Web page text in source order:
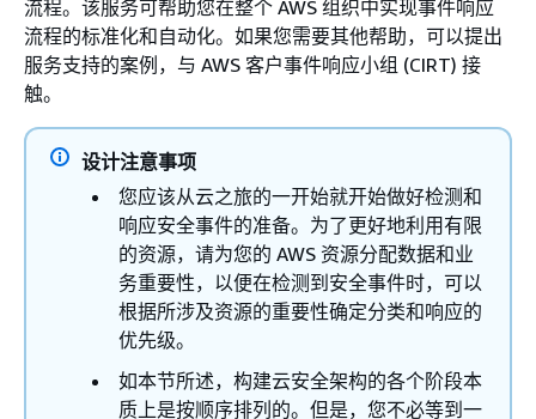
流程。该服务可帮助您在整个 AWS 组织中实现事件响应
流程的标准化和自动化。如果您需要其他帮助，可以提出
服务支持的案例，与 AWS 客户事件响应小组 (CIRT) 接
触。
设计注意事项
您应该从云之旅的一开始就开始做好检测和
响应安全事件的准备。为了更好地利用有限
的资源，请为您的 AWS 资源分配数据和业
务重要性，以便在检测到安全事件时，可以
根据所涉及资源的重要性确定分类和响应的
优先级。
如本节所述，构建云安全架构的各个阶段本
质上是按顺序排列的。但是，您不必等到一